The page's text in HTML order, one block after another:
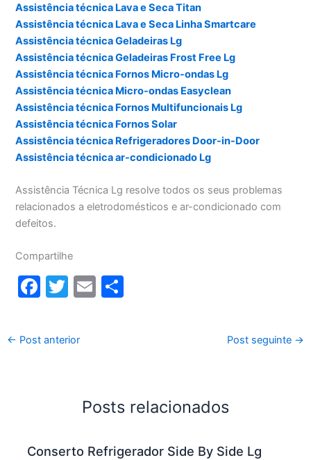
Assistência técnica Lava e Seca Titan
Assistência técnica Lava e Seca Linha Smartcare
Assistência técnica Geladeiras Lg
Assistência técnica Geladeiras Frost Free Lg
Assistência técnica Fornos Micro-ondas Lg
Assistência técnica Micro-ondas Easyclean
Assistência técnica Fornos Multifuncionais Lg
Assistência técnica Fornos Solar
Assistência técnica Refrigeradores Door-in-Door
Assistência técnica ar-condicionado Lg
Assistência Técnica Lg resolve todos os seus problemas
relacionados a eletrodomésticos e ar-condicionado com
defeitos.
Compartilhe
F
c
e
k
T
itt
er
E
← Post anterior Post seguinte →
Posts relacionados
Conserto Refrigerador Side By Side Lg